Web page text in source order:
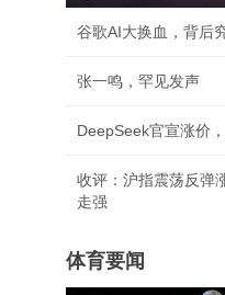
谷歌AI大换血，背后
张一鸣，罕见发声
DeepSeek官宣涨价，
收评：沪指震荡反弹
走强
体育要闻